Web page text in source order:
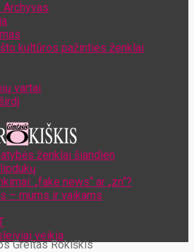
kultūros pažinties ženklai
vartai
ženklai šiandien
„fake news“ ar „zn“?
– mums ir vaikams
veikia
Greitas Rokiškis